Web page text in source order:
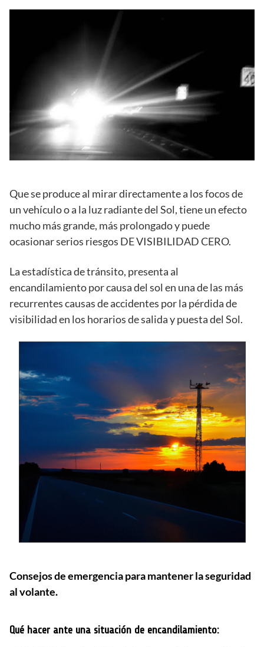
Que se produce al mirar directamente a los focos de
un vehículo o a la luz radiante del Sol, tiene un efecto
mucho más grande, más prolongado y puede
ocasionar serios riesgos DE VISIBILIDAD CERO.
La estadística de tránsito, presenta al
encandilamiento por causa del sol en una de las más
recurrentes causas de accidentes por la pérdida de
visibilidad en los horarios de salida y puesta del Sol.
Consejos de emergencia para mantener la seguridad
al volante.
Qué hacer ante una situación de encandilamiento: